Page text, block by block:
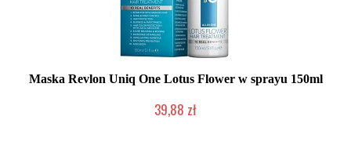
Maska Revlon Uniq One Lotus Flower w sprayu 150ml
39,88 zł